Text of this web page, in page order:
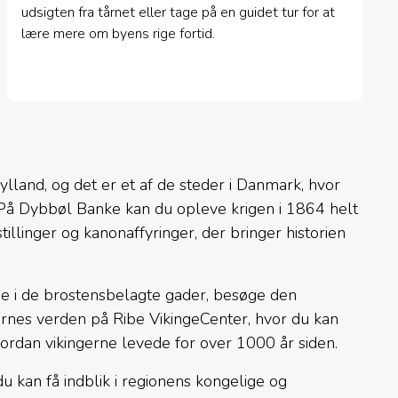
udsigten fra tårnet eller tage på en guidet tur for at
lære mere om byens rige fortid.
og det er et af de steder i Danmark, hvor
Dybbøl Banke kan du opleve krigen i 1864 helt
og kanonaffyringer, der bringer historien
i de brostensbelagte gader, besøge den
verden på Ribe VikingeCenter, hvor du kan
vikingerne levede for over 1000 år siden.
kan få indblik i regionens kongelige og